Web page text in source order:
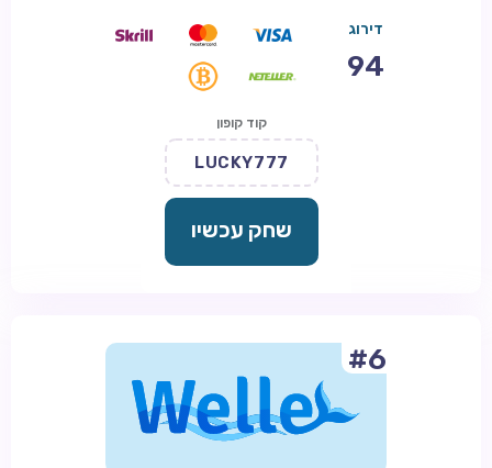
דירוג
94
קוד קופון
LUCKY777
שחק עכשיו
#6